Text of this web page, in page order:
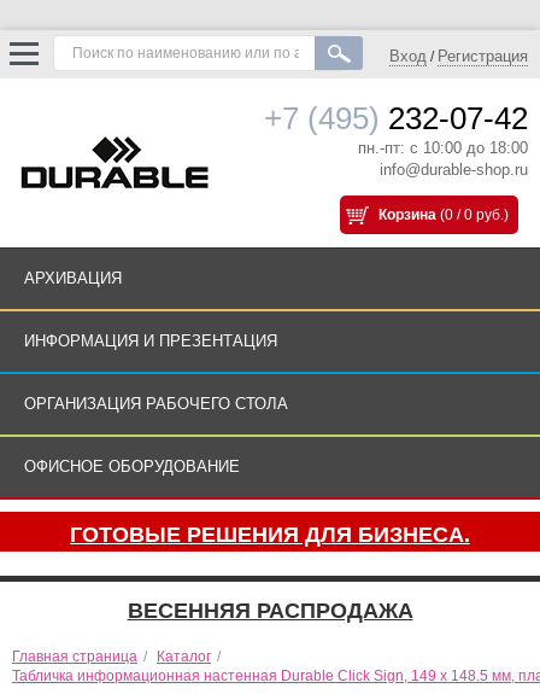
Вход / Регистрация
+7 (495) 232-07-42
пн.-пт: с 10:00 до 18:00
info@durable-shop.ru
Корзина (0 / 0 руб.)
АРХИВАЦИЯ
ИНФОРМАЦИЯ И ПРЕЗЕНТАЦИЯ
ОРГАНИЗАЦИЯ РАБОЧЕГО СТОЛА
ОФИСНОЕ ОБОРУДОВАНИЕ
ГОТОВЫЕ РЕШЕНИЯ ДЛЯ БИЗНЕСА.
ВЕСЕННЯЯ РАСПРОДАЖА
Главная страница / Каталог /
Табличка информационная настенная Durable Click Sign, 149 x 148.5 мм,